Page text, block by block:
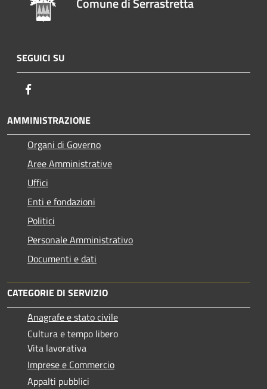
SEGUICI SU
AMMINISTRAZIONE
Organi di Governo
Aree Amministrative
Uffici
Enti e fondazioni
Politici
Personale Amministrativo
Documenti e dati
CATEGORIE DI SERVIZIO
Anagrafe e stato civile
Cultura e tempo libero
Vita lavorativa
Imprese e Commercio
Appalti pubblici